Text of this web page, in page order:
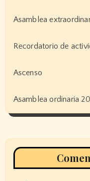
Asamblea
Recordatorio de
Ascenso
Asamblea ordinaria